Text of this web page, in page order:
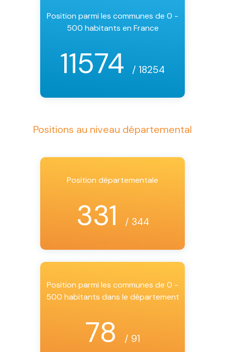
Position parmi les communes de 0 -
500 habitants en France
11574 / 18254
Positions au niveau départemental
Position départementale
331 / 344
Position parmi les communes de 0 -
500 habitants dans le département
78 / 91